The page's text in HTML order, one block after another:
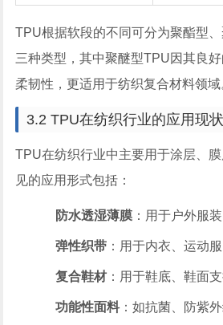
TPU根据软段的不同可分为聚酯型
三种类型，其中聚醚型TPU因其良
柔韧性，更适用于纺织复合材料领域
3.2 TPU在纺织行业的应用现状
TPU在纺织行业中主要用于涂层、
见的应用形式包括：
防水透湿薄膜 ：用于户外服
弹性织带 ：用于内衣、运动服
复合鞋材：用于鞋底、鞋面支
功能性面料：如抗菌、防紫外